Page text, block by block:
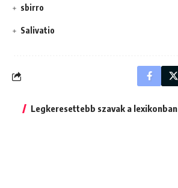
sbirro
Salivatio
Legkeresettebb szavak a lexikonban